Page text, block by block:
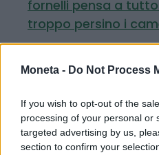
Moneta - Do Not Process
If you wish to opt-out of the
processing of your personal or
targeted advertising by us,
section to confirm your
fornelli pensa a
troppo persino i
imprese